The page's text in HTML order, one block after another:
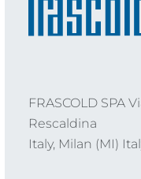
FRASCOLD SPA
Rescaldina
Italy, Milan (MI)